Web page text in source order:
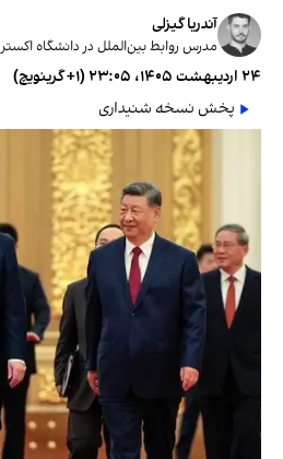
آندریا گیزلی
مدرس روابط بین‌الملل در دانشگاه اکستر
۲۴ اردیبهشت ۱۴۰۵، ۲۳:۰۵ (‎+۱ گرینویچ)
پخش نسخه شنیداری